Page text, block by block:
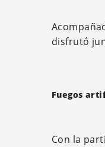
disfrutó
Fuegos
Con la